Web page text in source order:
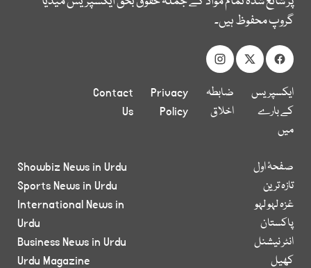
گروپ محفوظ ہیں۔
ایکسپریس
کے بارے
میں
ضابطہ
اخلاق
Privacy
Policy
Contact
Us
صفحۂ اول
تازہ ترین
غزہ لہو لہو
پاکستان
انٹر نیشنل
کھیل
Showbiz News in Urdu
Sports News in Urdu
International News in
Urdu
Business News in Urdu
Urdu Magazine